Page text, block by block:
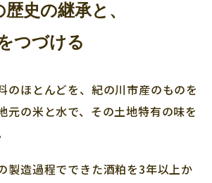
史の継承と、
つづける
のほとんどを、紀の川市産のものを
元の米と水で、その土地特有の味を
製造過程でできた酒粕を3年以上か